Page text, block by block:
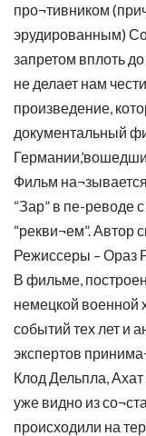
про¬тивником
эрудированным)
запретом вплоть
не делает нам
произведение,
документальный
Фильм
“Зар” в пе-реводе с
“рекви¬ем”. Автор
Режиссеры – Ораз
В фильме,
немецкой военной
событий тех лет и
экспертов
Клод Дельпла,
уже видно из
происходили на